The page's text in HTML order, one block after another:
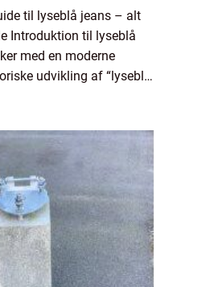
til lyseblå jeans – alt
Introduktion til lyseblå
med en moderne
udvikling af “lyseblå